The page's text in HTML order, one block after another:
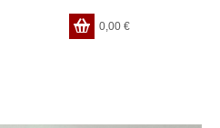
0,00€